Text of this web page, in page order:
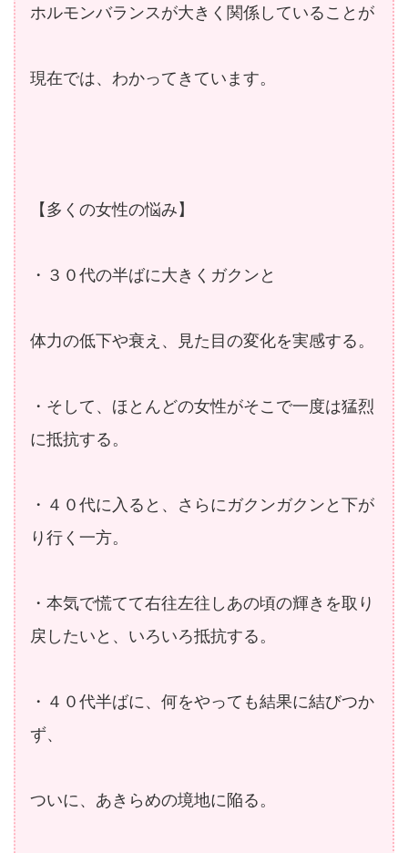
ホルモンバランスが大きく関係していることが
現在では、わかってきています。
【多くの女性の悩み】
・３０代の半ばに大きくガクンと
体力の低下や衰え、見た目の変化を実感する。
・そして、ほとんどの女性がそこで一度は猛烈
に抵抗する。
・４０代に入ると、さらにガクンガクンと下が
り行く一方。
・本気で慌てて右往左往しあの頃の輝きを取り
戻したいと、いろいろ抵抗する。
・４０代半ばに、何をやっても結果に結びつか
ず、
ついに、あきらめの境地に陥る。